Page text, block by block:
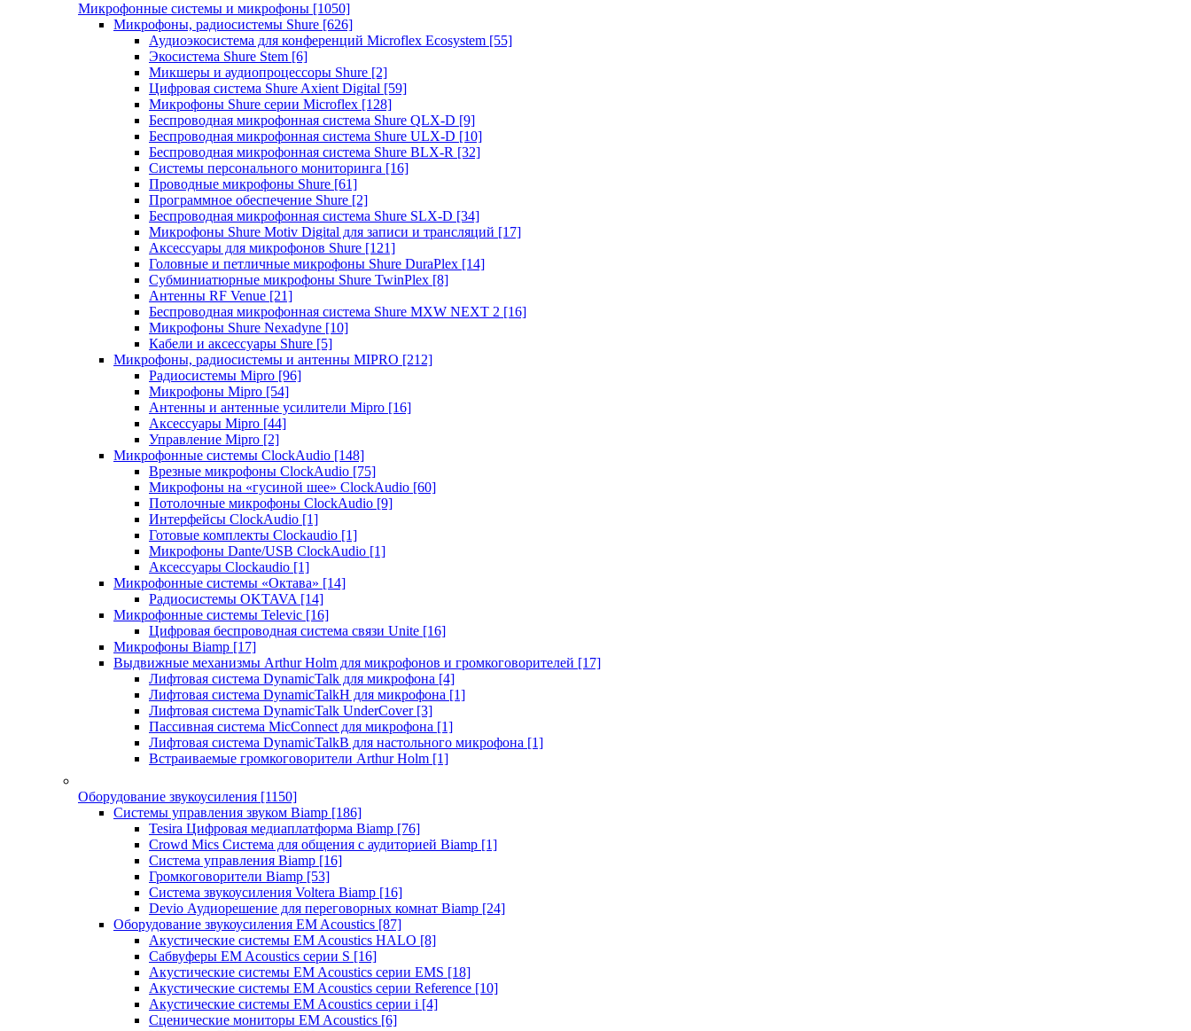
Микрофонные системы и микрофоны [1050]
Микрофоны, радиосистемы Shure [626]
Аудиоэкосистема для конференций Microflex Ecosystem [55]
Экосистема Shure Stem [6]
Микшеры и аудиопроцессоры Shure [2]
Цифровая система Shure Axient Digital [59]
Микрофоны Shure серии Microflex [128]
Беспроводная микрофонная система Shure QLX-D [9]
Беспроводная микрофонная система Shure ULX-D [10]
Беспроводная микрофонная система Shure BLX-R [32]
Системы персонального мониторинга [16]
Проводные микрофоны Shure [61]
Программное обеспечение Shure [2]
Беспроводная микрофонная система Shure SLX-D [34]
Микрофоны Shure Motiv Digital для записи и трансляций [17]
Аксессуары для микрофонов Shure [121]
Головные и петличные микрофоны Shure DuraPlex [14]
Субминиатюрные микрофоны Shure TwinPlex [8]
Антенны RF Venue [21]
Беспроводная микрофонная система Shure MXW NEXT 2 [16]
Микрофоны Shure Nexadyne [10]
Кабели и аксессуары Shure [5]
Микрофоны, радиосистемы и антенны MIPRO [212]
Радиосистемы Mipro [96]
Микрофоны Mipro [54]
Антенны и антенные усилители Mipro [16]
Аксессуары Mipro [44]
Управление Mipro [2]
Микрофонные системы ClockAudio [148]
Врезные микрофоны ClockAudio [75]
Микрофоны на «гусиной шее» ClockAudio [60]
Потолочные микрофоны ClockAudio [9]
Интерфейсы ClockAudio [1]
Готовые комплекты Clockaudio [1]
Микрофоны Dante/USB ClockAudio [1]
Аксессуары Clockaudio [1]
Микрофонные системы «Октава» [14]
Радиосистемы OKTAVA [14]
Микрофонные системы Televic [16]
Цифровая беспроводная система связи Unite [16]
Микрофоны Biamp [17]
Выдвижные механизмы Arthur Holm для микрофонов и громкоговорителей [17]
Лифтовая система DynamicTalk для микрофона [4]
Лифтовая система DynamicTalkH для микрофона [1]
Лифтовая система DynamicTalk UnderCover [3]
Пассивная система MicConnect для микрофона [1]
Лифтовая система DynamicTalkB для настольного микрофона [1]
Встраиваемые громкоговорители Arthur Holm [1]
Оборудование звукоусиления [1150]
Системы управления звуком Biamp [186]
Tesira Цифровая медиаплатформа Biamp [76]
Crowd Mics Система для общения с аудиторией Biamp [1]
Система управления Biamp [16]
Громкоговорители Biamp [53]
Система звукоусиления Voltera Biamp [16]
Devio Аудиорешение для переговорных комнат Biamp [24]
Оборудование звукоусиления EM Acoustics [87]
Акустические системы EM Acoustics HALO [8]
Сабвуферы EM Acoustics серии S [16]
Акустические системы EM Acoustics серии EMS [18]
Акустические системы EM Acoustics серии Reference [10]
Акустические системы EM Acoustics серии i [4]
Сценические мониторы EM Acoustics [6]